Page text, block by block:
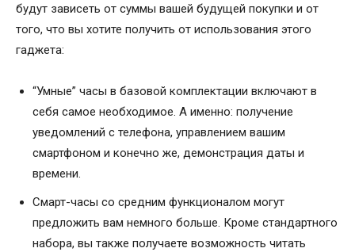
будут зависеть от суммы вашей будущей покупки и от
того, что вы хотите получить от использования этого
гаджета:
“Умные” часы в базовой комплектации включают в
себя самое необходимое. А именно: получение
уведомлений с телефона, управлением вашим
смартфоном и конечно же, демонстрация даты и
времени.
Смарт-часы со средним функционалом могут
предложить вам немного больше. Кроме стандартного
набора, вы также получаете возможность читать